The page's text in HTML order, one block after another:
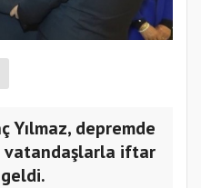
Yılmaz, depremde
vatandaşlarla iftar